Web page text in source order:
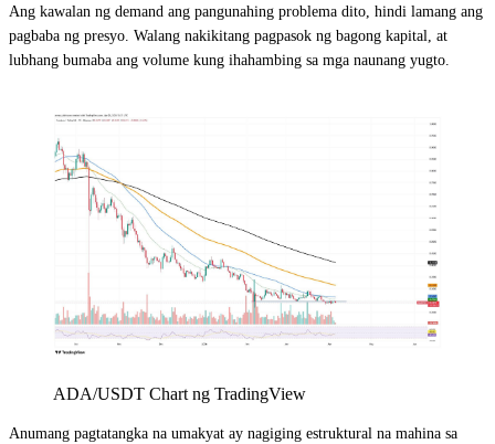
Ang kawalan ng demand ang pangunahing problema dito, hindi lamang ang
pagbaba ng presyo. Walang nakikitang pagpasok ng bagong kapital, at
lubhang bumaba ang volume kung ihahambing sa mga naunang yugto.
ADA/USDT Chart ng TradingView
Anumang pagtatangka na umakyat ay nagiging estruktural na mahina sa